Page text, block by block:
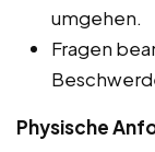
umgehen.
Fragen
Physische